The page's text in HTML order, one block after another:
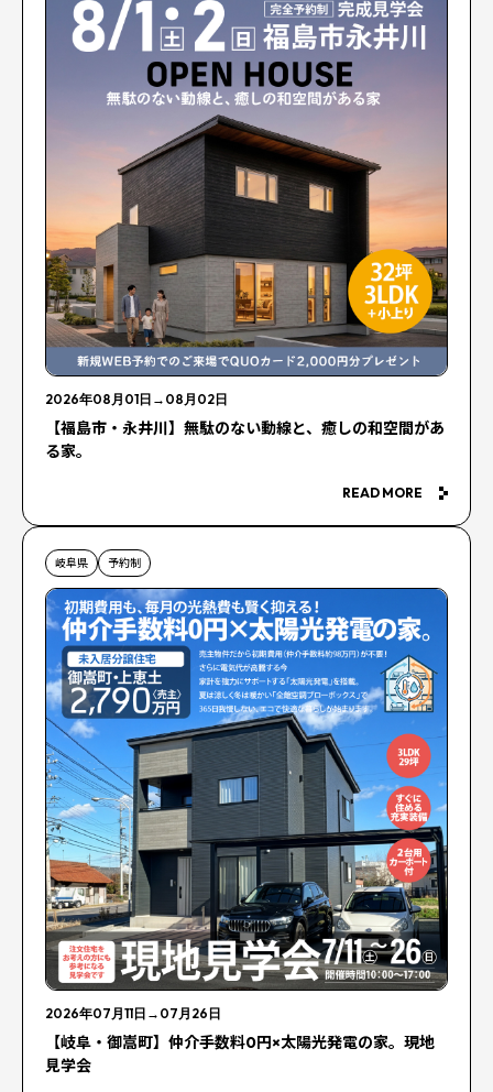
2026年08月01日 → 08月02日
【福島市・永井川】無駄のない動線と、癒しの和空間があ
る家。
READ MORE
岐阜県 予約制
2026年07月11日 → 07月26日
【岐阜・御嵩町】仲介手数料0円×太陽光発電の家。現地
見学会